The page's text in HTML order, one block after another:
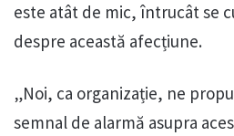
este atât de mic, întrucât se
despre această afecțiune.
„Noi, ca organizație, ne
semnal de alarmă asupra